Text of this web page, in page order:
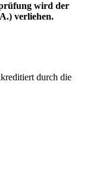
wird der
verliehen.
durch die